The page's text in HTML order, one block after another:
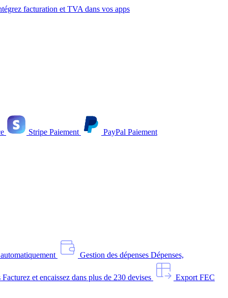
facturation et TVA dans vos apps
Stripe Paiement PayPal Paiement
Gestion des dépenses Dépenses,
Facturez et encaissez dans plus de 230 devises
Export FEC